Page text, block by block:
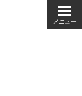
メニュー